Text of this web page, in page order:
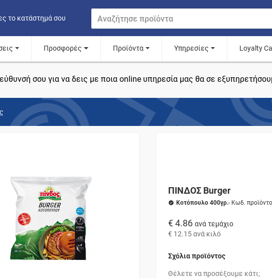
το κατάστημά σου
Προσφορές Προϊόντα Υπηρεσίες Loyalty
σου για να δεις με ποια online υπηρεσία μας θα σε
ΠΙΝΔΟΣ Burger
Κοτόπουλο 400γρ.- Κωδ.
€ 4.86 ανά τεμάχιο
€ 12.15ανά κιλό
Σχόλια προϊόντος